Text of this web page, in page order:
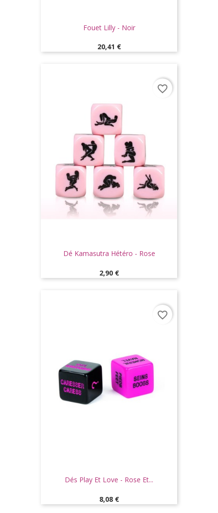
Fouet Lilly - Noir
Prix
20,41 €
Dé Kamasutra Hétéro - Rose
Prix
2,90 €
favorite_border
Dés Play Et Love - Rose Et...
Prix
8,08 €
favorite_border